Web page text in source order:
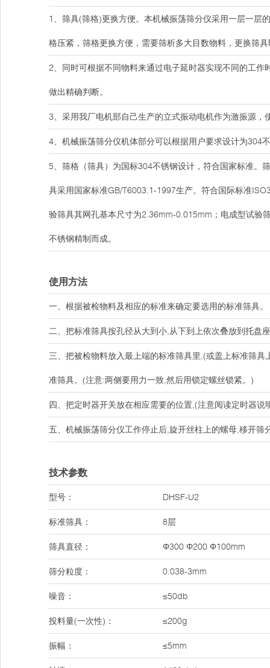
1、筛具(筛格)更换方便。本机械振荡筛分仪采用一层一层
格压紧，筛格更换方便，需要筛析多大目数物料，更换筛
2、同时可根据不同物料来通过电子延时器实现不同的工
做出精确判断。
3、采用我厂电机部自己生产的立式振动电机作为激振源，
4、机械振荡筛分仪机体部分可以根据用户要求设计为304
5、筛格（筛具）为国标304不锈钢设计，符合国家标准。
具采用国家标准GB/T6003.1-1997生产。符合国际标准
验筛具其网孔基本尺寸为2.36mm-0.015mm；电成型试验
不锈钢精制而成。
使用方法
一、根据被检物料及相应的标准来确定要选用的标准筛具。
二、把标准筛具按孔径从大到小,从下到上依次叠放到托盘
三、把被检物料放入最上端的标准筛具里,(或盖上标准筛
准筛具。(注意:两侧要用力一致,然后用锁定螺丝锁紧。)
四、把定时器开关放在相应需要的位置,(注意阅读定时器
五、机械振荡筛分仪工作停止后,旋开丝柱上的螺母,移开筛
技术参数
型号： DHSF-U2
标准筛具： 8层
筛具直径： Φ300 Φ200 Φ100mm
筛分粒度： 0.038-3mm
噪音： ≤50db
投料量(一次性)： ≤200g
振幅： ≤5mm